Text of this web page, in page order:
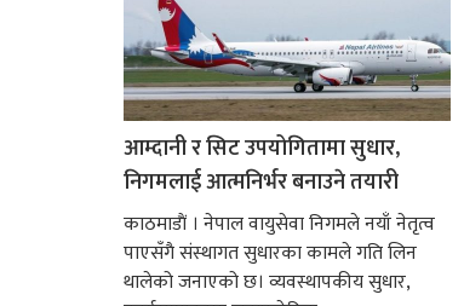
आम्दानी र सिट उपयोगितामा सुधार,
निगमलाई आत्मनिर्भर बनाउने तयारी
काठमाडाैं । नेपाल वायुसेवा निगमले नयाँ नेतृत्व
पाएसँगै संस्थागत सुधारका कामले गति लिन
थालेको जनाएको छ। व्यवस्थापकीय सुधार,